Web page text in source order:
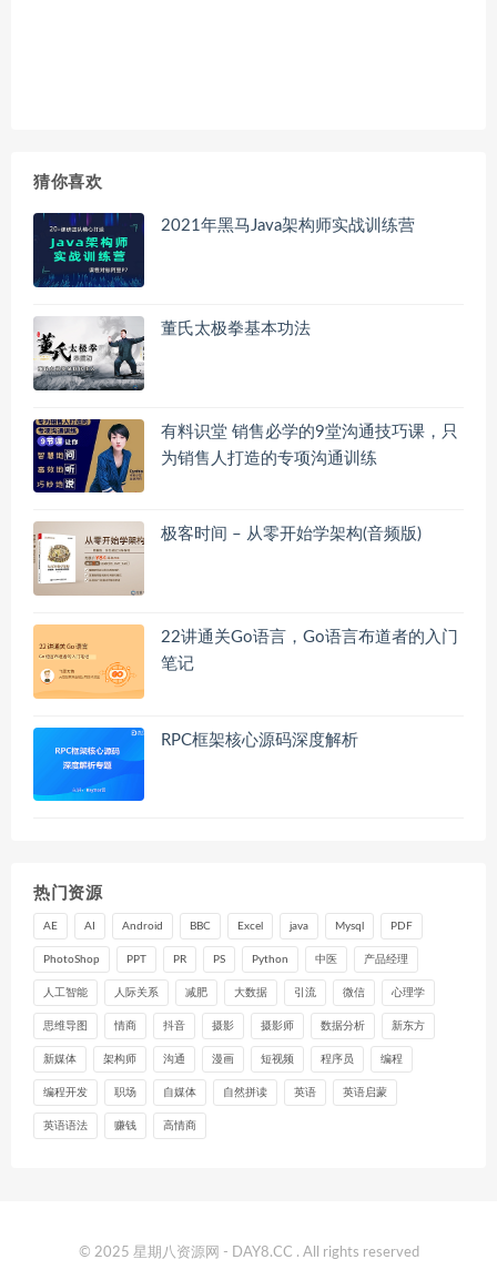
猜你喜欢
2021年黑马Java架构师实战训练营
董氏太极拳基本功法
有料识堂 销售必学的9堂沟通技巧课，只
为销售人打造的专项沟通训练
极客时间 – 从零开始学架构(音频版)
22讲通关Go语言，Go语言布道者的入门
笔记
RPC框架核心源码深度解析
热门资源
AE AI Android BBC Excel java Mysql PDF
PhotoShop PPT PR PS Python 中医 产品经理
人工智能 人际关系 减肥 大数据 引流 微信 心理学
思维导图 情商 抖音 摄影 摄影师 数据分析 新东方
新媒体 架构师 沟通 漫画 短视频 程序员 编程
编程开发 职场 自媒体 自然拼读 英语 英语启蒙
英语语法 赚钱 高情商
© 2025 星期八资源网 - DAY8.CC . All rights reserved